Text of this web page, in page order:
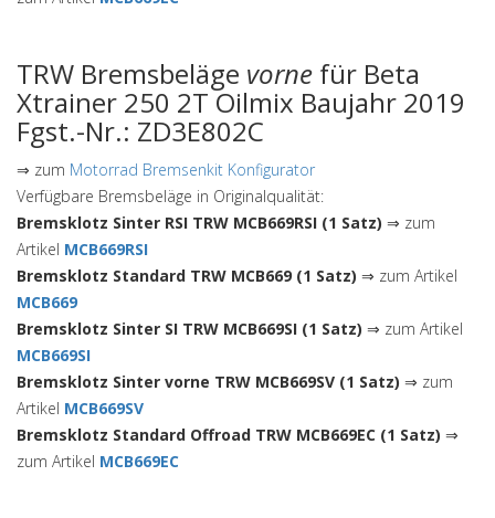
TRW Bremsbeläge vorne für Beta
Xtrainer 250 2T Oilmix Baujahr 2019
Fgst.-Nr.: ZD3E802C
⇒ zum Motorrad Bremsenkit Konfigurator
Verfügbare Bremsbeläge in Originalqualität:
Bremsklotz Sinter RSI TRW MCB669RSI (1 Satz) ⇒ zum
Artikel MCB669RSI
Bremsklotz Standard TRW MCB669 (1 Satz) ⇒ zum Artikel
MCB669
Bremsklotz Sinter SI TRW MCB669SI (1 Satz) ⇒ zum Artikel
MCB669SI
Bremsklotz Sinter vorne TRW MCB669SV (1 Satz) ⇒ zum
Artikel MCB669SV
Bremsklotz Standard Offroad TRW MCB669EC (1 Satz) ⇒
zum Artikel MCB669EC